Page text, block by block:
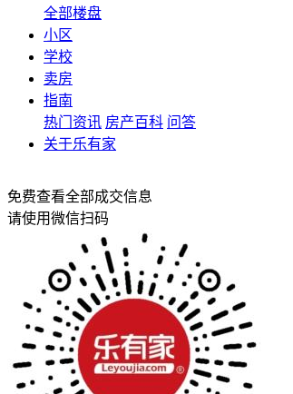
全部楼盘
小区
学校
卖房
指南
热门资讯 房产百科 问答
关于乐有家
免费查看全部成交信息
请使用微信扫码